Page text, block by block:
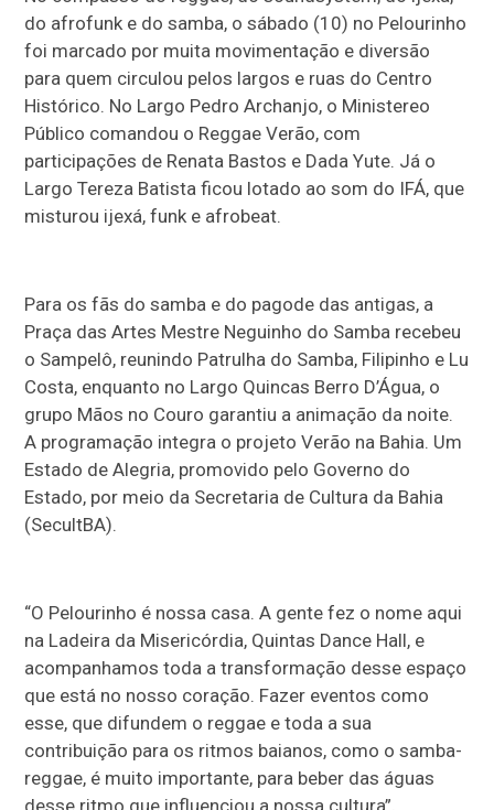
do afrofunk e do samba, o sábado (10) no Pelourinho
foi marcado por muita movimentação e diversão
para quem circulou pelos largos e ruas do Centro
Histórico. No Largo Pedro Archanjo, o Ministereo
Público comandou o Reggae Verão, com
participações de Renata Bastos e Dada Yute. Já o
Largo Tereza Batista ficou lotado ao som do IFÁ, que
misturou ijexá, funk e afrobeat.
Para os fãs do samba e do pagode das antigas, a
Praça das Artes Mestre Neguinho do Samba recebeu
o Sampelô, reunindo Patrulha do Samba, Filipinho e Lu
Costa, enquanto no Largo Quincas Berro D’Água, o
grupo Mãos no Couro garantiu a animação da noite.
A programação integra o projeto Verão na Bahia. Um
Estado de Alegria, promovido pelo Governo do
Estado, por meio da Secretaria de Cultura da Bahia
(SecultBA).
“O Pelourinho é nossa casa. A gente fez o nome aqui
na Ladeira da Misericórdia, Quintas Dance Hall, e
acompanhamos toda a transformação desse espaço
que está no nosso coração. Fazer eventos como
esse, que difundem o reggae e toda a sua
contribuição para os ritmos baianos, como o samba-
reggae, é muito importante, para beber das águas
desse ritmo que influenciou a nossa cultura”,